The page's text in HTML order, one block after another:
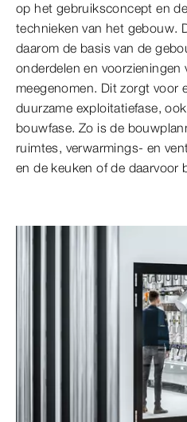
op het gebruiksconcept en
technieken van het gebouw.
daarom de basis van de
onderdelen en voorzieningen
meegenomen. Dit zorgt voor
duurzame exploitatiefase,
bouwfase. Zo is de
ruimtes, verwarmings- en
en de keuken of de daarvoor